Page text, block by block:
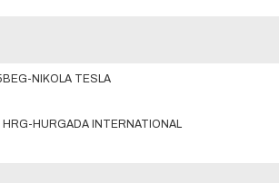
BEG-NIKOLA TESLA
HRG-HURGADA INTERNATIONAL